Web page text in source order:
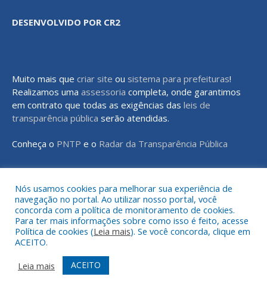
DESENVOLVIDO POR CR2
Muito mais que criar site ou sistema para prefeituras!
Realizamos uma assessoria completa, onde garantimos
em contrato que todas as exigências das leis de
transparência pública serão atendidas.
Conheça o PNTP e o Radar da Transparência Pública
Todos os direitos reservados a Prefeitura Municipal de Rondon do
Pará
Mapa do Site
Acessar o Webmail
Nós usamos cookies para melhorar sua experiência de
navegação no portal. Ao utilizar nosso portal, você
concorda com a política de monitoramento de cookies.
Para ter mais informações sobre como isso é feito, acesse
Política de cookies (Leia mais). Se você concorda, clique em
ACEITO.
Leia mais
ACEITO